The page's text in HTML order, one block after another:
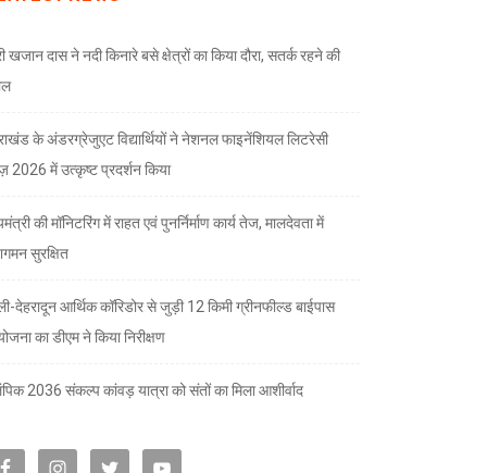
खजान दास ने नदी किनारे बसे क्षेत्रों का किया दौरा, सतर्क रहने की
के अंडरग्रेजुएट विद्यार्थियों ने नेशनल फाइनेंशियल लिटरेसी
2026 में उत्कृष्ट प्रदर्शन किया
की मॉनिटरिंग में राहत एवं पुनर्निर्माण कार्य तेज, मालदेवता में
सुरक्षित
देहरादून आर्थिक कॉरिडोर से जुड़ी 12 किमी ग्रीनफील्ड बाईपास
का डीएम ने किया निरीक्षण
2036 संकल्प कांवड़ यात्रा को संतों का मिला आशीर्वाद